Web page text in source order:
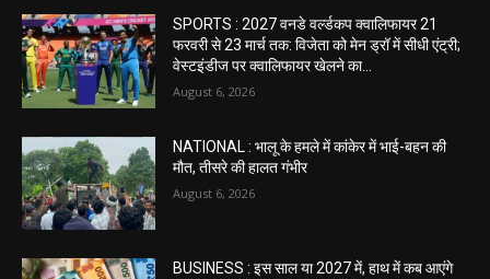
SPORTS : 2027 वनडे वर्ल्डकप क्वालिफायर 21
फरवरी से 23 मार्च तक: विजेता को मेन ड्रॉ में सीधी एंट्री;
वेस्टइंडीज पर क्वालिफायर खेलने का...
August 6, 2026
NATIONAL : भालू के हमले में कांकेर में भाई-बहन की
मौत, तीसरे की हालत गंभीर
August 6, 2026
BUSINESS : इस साल या 2027 में, हाथ में कब आएंगे